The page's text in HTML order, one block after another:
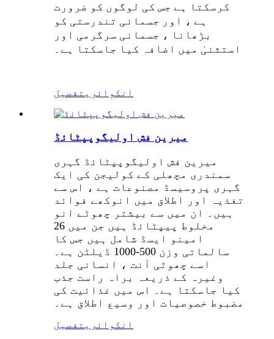
کرسکتا ہے جس کی لوگوں کو ضرورت
ہے ، اور جسمانی تندرستی کو
بڑھانا ، جسمانی سرگرمی اور
استثنیٰ میں اضافہ کیا جاسکتا ہے۔
انکوائری تفصیل
میرین فش اولیگوپپٹائڈ
میرین فش اولیگوپپٹائڈ گہری
سمندری مچھلی کے کولیجن کی ایک
گہری پروسیسڈ مصنوعات ہے ، اس سے
تغذیہ اور اطلاق میں انوکھے فوائد
ہیں۔ ان میں سے بیشتر چھوٹے انو
مخلوط پیپٹائڈ ہیں جن میں 26
امینو ایسڈ شامل ہیں جس کا
سالماتی وزن 500-1000 ڈیلٹن ہے۔
اسے چھوٹی آنت ، انسانی جلد
وغیرہ کے ذریعہ براہ راست جذب
کیا جاسکتا ہے۔ اس میں غذائیت کی
مضبوط خصوصیات اور وسیع اطلاق ہے۔
انکوائری تفصیل